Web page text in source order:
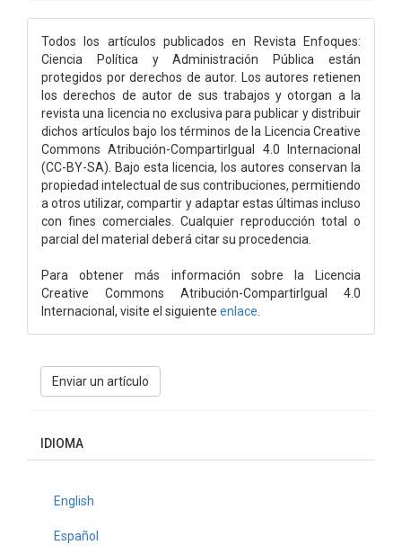
Todos los artículos publicados en Revista Enfoques:
Ciencia Política y Administración Pública están
protegidos por derechos de autor. Los autores retienen
los derechos de autor de sus trabajos y otorgan a la
revista una licencia no exclusiva para publicar y distribuir
dichos artículos bajo los términos de la Licencia Creative
Commons Atribución-CompartirIgual 4.0 Internacional
(CC-BY-SA). Bajo esta licencia, los autores conservan la
propiedad intelectual de sus contribuciones, permitiendo
a otros utilizar, compartir y adaptar estas últimas incluso
con fines comerciales. Cualquier reproducción total o
parcial del material deberá citar su procedencia.
Para obtener más información sobre la Licencia
Creative Commons Atribución-CompartirIgual 4.0
Internacional, visite el siguiente enlace
Enviar
unEnviar un artículo
IDIOMA
English
Español